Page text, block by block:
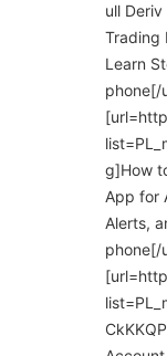
ull
Trading
Learn
phone[/
g]How
App for
Alerts,
phone[/